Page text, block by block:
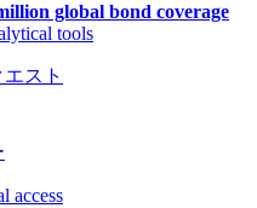
global bond coverage
tools
スト
access